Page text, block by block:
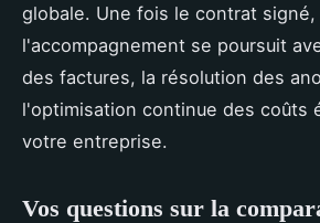
globale. Une fois le contrat signé,
l'accompagnement se poursuit
des factures, la résolution des
l'optimisation continue des coûts
votre entreprise.
Vos questions sur la